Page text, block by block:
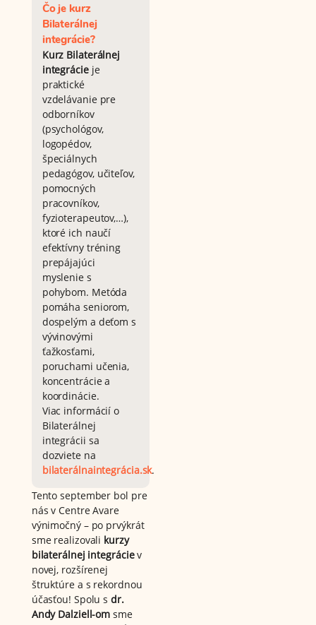
Čo je kurz
Bilaterálnej
integrácie?
Kurz Bilaterálnej
integrácieje
praktické
vzdelávanie pre
odborníkov
(psychológov,
logopédov,
špeciálnych
pedagógov, učiteľov,
pomocných
pracovníkov,
fyzioterapeutov,…),
ktoré ich naučí
efektívny tréning
prepájajúci
myslenie s
pohybom. Metóda
pomáha seniorom,
dospelým a deťom s
vývinovými
ťažkosťami,
poruchami učenia,
koncentrácie a
koordinácie.
Viac informácií o
Bilaterálnej
integrácii sa
dozviete na
bilaterálnaintegrácia.sk.
Tento september bol pre
nás v Centre Avare
výnimočný – po prvýkrát
sme realizovali kurzy
bilaterálnej integráciev
novej, rozšírenej
štruktúre a s rekordnou
účasťou! Spolu sdr.
Andy Dalziell-om sme